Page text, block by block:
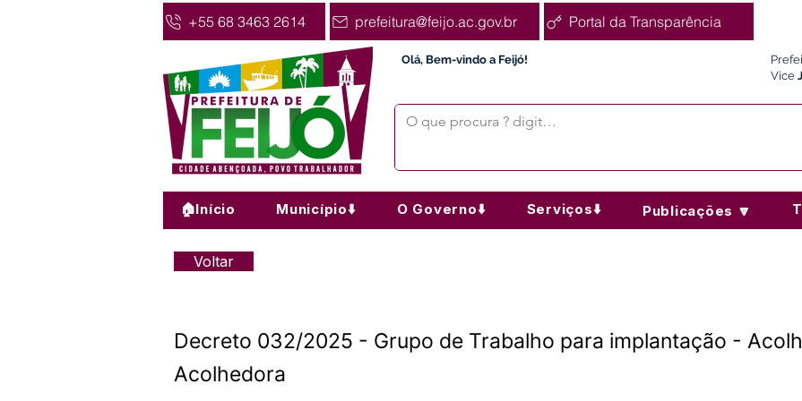
+55 68 3463 2614 prefeitura@feijo.ac.gov.br Portal da Transparência
Olá, Bem-vindo a Feijó!
Vice
🏠Início Município⬇️ O Governo⬇️ Serviços⬇️ Publicações 🔽
Voltar
Decreto 032/2025 - Grupo de Trabalho para implantação -
Acolhedora